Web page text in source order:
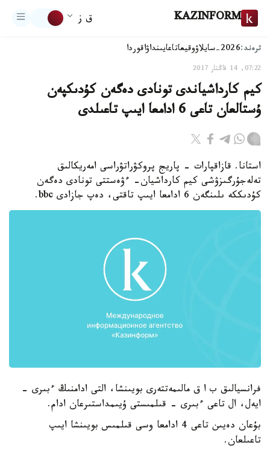
KAZINFORM ق ز
ترەند:2026-سايلاۋ وقيعاتاعايىنداۋاقوردا
07:22, 14 قاڭتار 2017
كيم كارداشياندى تونادى دەگەن كۇدىكپەن
ۇستالعان تاعى 6 ادامعا ايىپ تاعىلدى
استانا. قازاقپارات - پاريج پروكۋراتۋراسى امەريكالىق
تەلەجۇرگىزۋشى كيم كارداشيان- ءۋەستتى تونادى دەگەن
كۇدىككە ىلىنگەن 6 ادامعا ايىپ تاقتى، دەپ جازادى bbc.
فرانسيالىق ب ا ق مالىمەتتەرى بويىنشا، التى ادامنىڭ ءبىرى -
ايەل، ال تاعى ءبىرى - قىلمىستى ۇيىمداستىرعان ادام.
بۇعان دەيىن تاعى 4 ادامعا وسى قىلمىس بويىنشا ايىپ
تاعىلعان.